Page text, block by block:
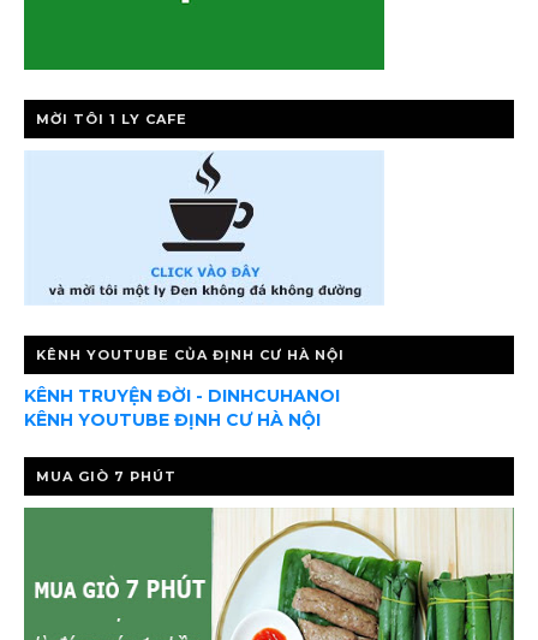
MỜI TÔI 1 LY CAFE
KÊNH YOUTUBE CỦA ĐỊNH CƯ HÀ NỘI
KÊNH TRUYỆN ĐỜI - DINHCUHANOI
KÊNH YOUTUBE ĐỊNH CƯ HÀ NỘI
MUA GIÒ 7 PHÚT